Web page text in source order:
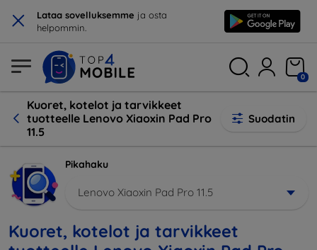
× Lataa sovelluksemme ja osta
helpommin.
0
Kuoret, kotelot ja tarvikkeet
tuotteelle Lenovo Xiaoxin Pad Pro
11.5
Suodatin
Pikahaku
Lenovo Xiaoxin Pad Pro 11.5
Kuoret, kotelot ja tarvikkeet